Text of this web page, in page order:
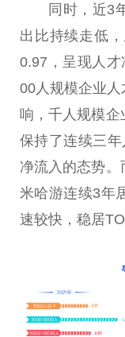
同时， 近3
出比持续走低
0.97，呈现人
00人规模企业
响，千人规模企
保持了连续三
净流入的态势。
米哈游连续3年
速较快，稳居